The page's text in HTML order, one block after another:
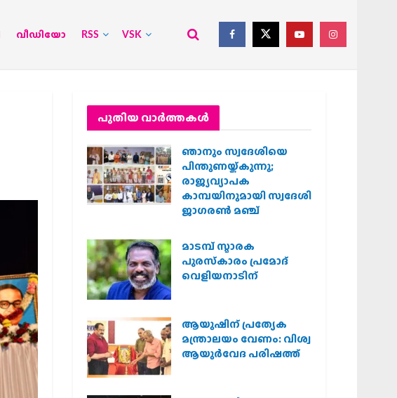
വീഡിയോ RSS VSK
പുതിയ വാര്‍ത്തകള്‍
ഞാനും സ്വദേശിയെ
പിന്തുണയ്ക്കുന്നു;
രാജ്യവ്യാപക
കാമ്പയിനുമായി സ്വദേശി
ജാഗരണ്‍ മഞ്ച്
മാടമ്പ് സ്മാരക
പുരസ്‌കാരം പ്രമോദ്
വെളിയനാടിന്
ആയുഷിന് പ്രത്യേക
മന്ത്രാലയം വേണം: വിശ്വ
ആയുര്‍വേദ പരിഷത്ത്